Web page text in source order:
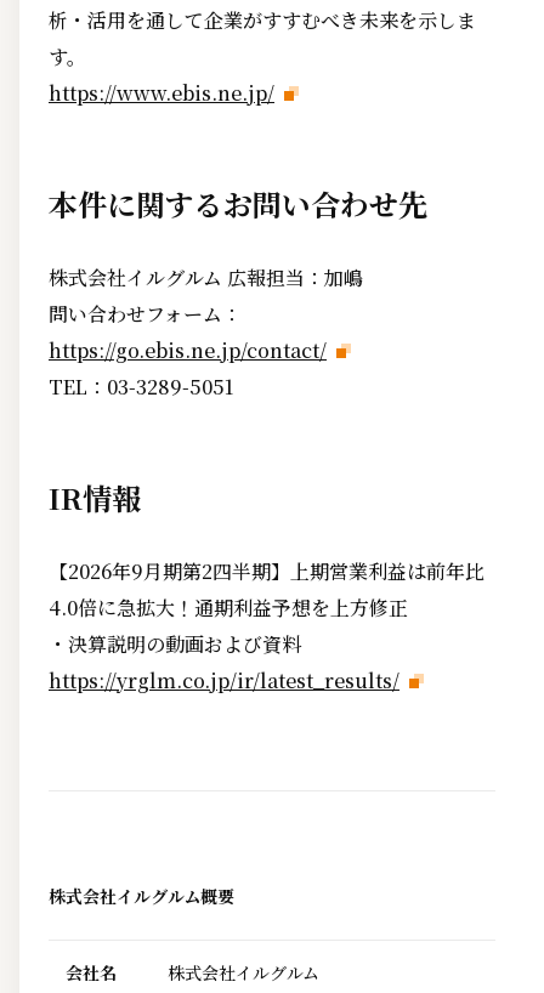
析・活用を通して企業がすすむべき未来を示しま
す。
https://www.ebis.ne.jp/
本件に関するお問い合わせ先
株式会社イルグルム 広報担当：加嶋
問い合わせフォーム：
https://go.ebis.ne.jp/contact/
TEL：03-3289-5051
IR情報
【2026年9月期第2四半期】上期営業利益は前年比
4.0倍に急拡大！通期利益予想を上方修正
・決算説明の動画および資料
https://yrglm.co.jp/ir/latest_results/
株式会社イルグルム概要
会社名 株式会社イルグルム